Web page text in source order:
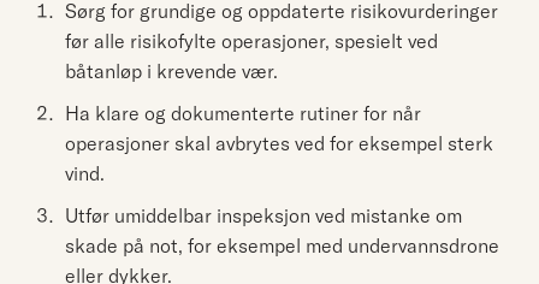
Sørg for grundige og oppdaterte risikovurderinger
før alle risikofylte operasjoner, spesielt ved
båtanløp i krevende vær.
Ha klare og dokumenterte rutiner for når
operasjoner skal avbrytes ved for eksempel sterk
vind.
Utfør umiddelbar inspeksjon ved mistanke om
skade på not, for eksempel med undervannsdrone
eller dykker.